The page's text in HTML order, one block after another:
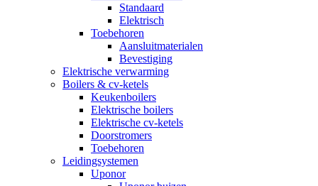
Standaard
Elektrisch
Toebehoren
Aansluitmaterialen
Bevestiging
Elektrische verwarming
Boilers & cv-ketels
Keukenboilers
Elektrische boilers
Elektrische cv-ketels
Doorstromers
Toebehoren
Leidingsystemen
Uponor